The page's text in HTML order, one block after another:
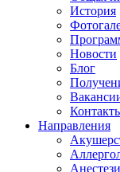
История
Новости
Блог
Направления